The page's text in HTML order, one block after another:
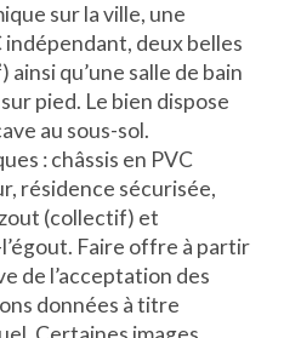
sur la ville, une
indépendant, deux belles
ainsi qu’une salle de bain
pied. Le bien dispose
au sous-sol.
: châssis en PVC
résidence sécurisée,
(collectif) et
Faire offre à partir
de l’acceptation des
données à titre